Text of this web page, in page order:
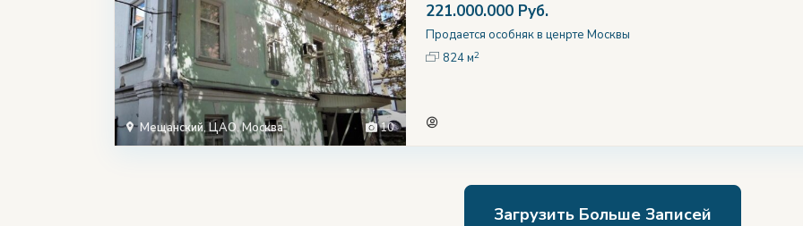
10
Мещанский,ЦАО,Москва
221.000.000 Руб.
Продается особняк в ценрте Москвы
824 м2
Загрузить Больше Записей